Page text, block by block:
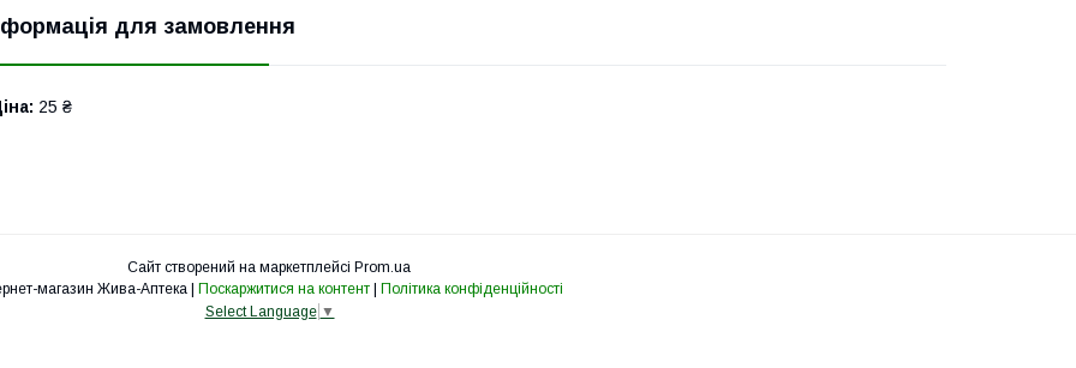
для замовлення
25 ₴
Сайт створений на маркетплейсі Prom.ua
Поскаржитися на контент
Політика конфіденційності
Select Language ▼